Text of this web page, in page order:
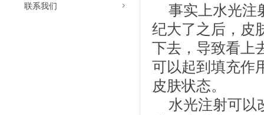
联系我们
事实上水光注
纪大了之后，皮
下去，导致看上
可以起到填充作
皮肤状态。
水光注射可以